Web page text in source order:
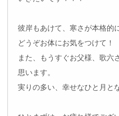
彼岸もあけて、寒さが本格的
どうぞお体にお気をつけて！
また、もうすぐお父様、歌六
思います。
実りの多い、幸せなひと月と